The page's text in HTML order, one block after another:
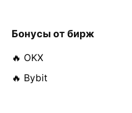
Бонусы от бирж
🔥 OKX
🔥 Bybit